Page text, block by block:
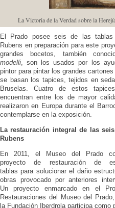
La Victoria de la Verdad sobre la
El Prado posee seis de las
Rubens en preparación para este
grandes bocetos, también
modelli, son los usados por los
pintor para pintar los grandes
se basan los tapices, tejidos en
Bruselas. Cuatro de estos
encuentran entre los de mayor
realizaron en Europa durante el
contemplarse en la exposición.
La restauración integral de las
Rubens
En 2011, el Museo del Prado
proyecto de restauración de
tablas para solucionar el daño
obras provocado por anteriores
Un proyecto enmarcado en el
Restauraciones del Museo del
la Fundación Iberdrola participa como